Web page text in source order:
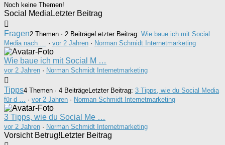
Noch keine Themen!
Social Media Letzter Beitrag
Fragen2 Themen · 2 BeiträgeLetzter Beitrag: Wie baue ich mit Social
Media nach …
· vor 2 Jahren · Norman Schmidt Internetmarketing
Wie baue ich mit Social M …
vor 2 Jahren · Norman Schmidt Internetmarketing
Tipps4 Themen · 4 BeiträgeLetzter Beitrag: 3 Tipps, wie du Social Media
für d …
· vor 2 Jahren · Norman Schmidt Internetmarketing
3 Tipps, wie du Social Me …
vor 2 Jahren · Norman Schmidt Internetmarketing
Vorsicht Betrug! Letzter Beitrag